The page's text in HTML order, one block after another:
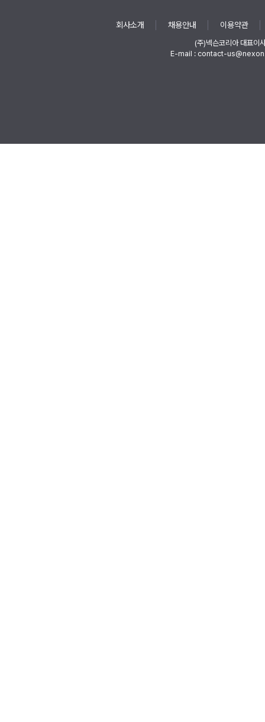
회사소개 채용안내 이용약관
(주)넥슨코리아 대표이
E-mail : contact-